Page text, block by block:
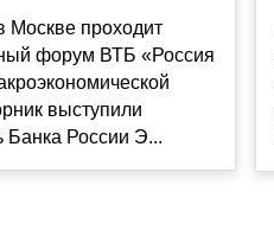
Москве проходит
форум ВТБ «Россия
выступили
Банка России Э...